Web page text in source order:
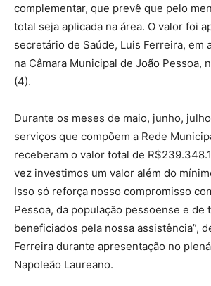
complementar, que prevê que pelo
total seja aplicada na área. O valor foi
secretário de Saúde, Luis Ferreira, em
na Câmara Municipal de João Pessoa,
(4).
Durante os meses de maio, junho,
serviços que compõem a Rede
receberam o valor total de
vez investimos um valor além do
Isso só reforça nosso compromisso
Pessoa, da população pessoense e de
beneficiados pela nossa assistência”,
Ferreira durante apresentação no
Napoleão Laureano.